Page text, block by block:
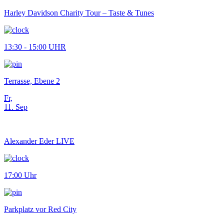
Harley Davidson Charity Tour – Taste & Tunes
13:30 - 15:00 UHR
Terrasse, Ebene 2
Fr,
11. Sep
Alexander Eder LIVE
17:00 Uhr
Parkplatz vor Red City